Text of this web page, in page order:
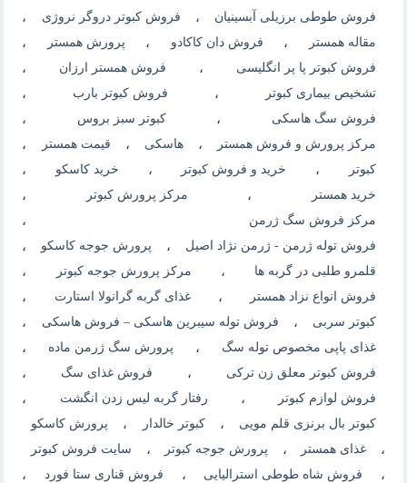
فروش طوطی برزیلی آبسینیان ، فروش کبوتر دروگر نروژی ،
مقاله همستر ، فروش دان کاکادو ، پرورش همستر ،
فروش کبوتر پا پر انگلیسی ، فروش همستر ارزان ،
تشخیص بیماری کبوتر ، فروش کبوتر بارب ،
فروش سگ هاسکی ، کبوتر سبز بروس ،
مرکز پرورش و فروش همستر ، هاسکی ، قیمت همستر ،
کبوتر ، خرید و فروش کبوتر ، خرید کاسکو ،
خرید همستر ، مرکز پرورش کبوتر ،
مرکز فروش سگ ژرمن ،
فروش توله ژرمن - ژرمن نژاد اصیل ، پرورش جوجه کاسکو ،
قلمرو طلبی در گربه ها ، مرکز پرورش جوجه کبوتر ،
فروش انواع نزاد همستر ، غذای گربه گرانولا استارت ،
کبوتر سربی ، فروش توله سیبرین هاسکی – فروش هاسکی ،
غذای پاپی مخصوص توله سگ ، پرورش سگ ژرمن ماده ،
فروش کبوتر معلق زن ترکی ، فروش غذای سگ ،
فروش لوازم کبوتر ، رفتار گربه لیس زدن انگشت ،
کبوتر بال برنزی قلم مویی ، کبوتر خالدار ، پرورش کاسکو
، غذای همستر ، پرورش جوجه کبوتر ، سایت فروش کبوتر
، فروش شاه طوطی استرالیایی ، فروش قناری ستا فورد
،